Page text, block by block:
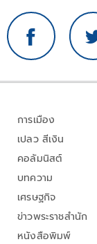
การเมือง
เปลว สีเงิน
คอลัมนิสต์
บทความ
เศรษฐกิจ
ข่าวพระราชสำนัก
หนังสือพิมพ์